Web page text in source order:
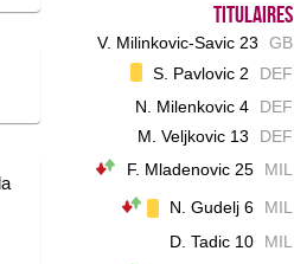
Titulaires
V. Milinkovic-Savic 23
GB
S. Pavlovic 2
DEF
N. Milenkovic 4
DEF
M. Veljkovic 13
DEF
F. Mladenovic 25
MIL
N. Gudelj 6
MIL
D. Tadic 10
MIL